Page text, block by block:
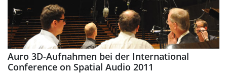
Auro 3D-Aufnahmen bei der International
Conference on Spatial Audio 2011